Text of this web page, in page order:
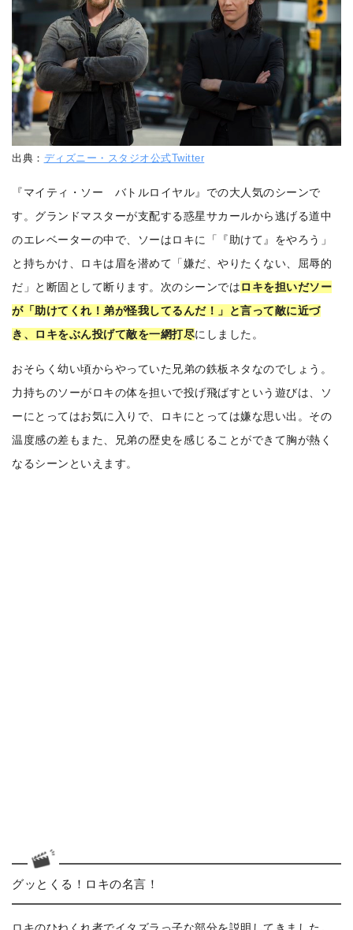
出典： ディズニー・スタジオ公式Twitter
『マイティ・ソー バトルロイヤル』での大人気のシーンで
す。グランドマスターが支配する惑星サカールから逃げる道中
のエレベーターの中で、ソーはロキに「『助けて』をやろう」
と持ちかけ、ロキは眉を潜めて「嫌だ、やりたくない、屈辱的
だ」と断固として断ります。次のシーンではロキを担いだソー
が「助けてくれ！弟が怪我してるんだ！」と言って敵に近づ
き、ロキをぶん投げて敵を一網打尽にしました。
おそらく幼い頃からやっていた兄弟の鉄板ネタなのでしょう。
力持ちのソーがロキの体を担いで投げ飛ばすという遊びは、ソ
ーにとってはお気に入りで、ロキにとっては嫌な思い出。その
温度感の差もまた、兄弟の歴史を感じることができて胸が熱く
なるシーンといえます。
グッとくる！ロキの名言！
ロキのひねくれ者でイタズラっ子な部分を説明してきました。